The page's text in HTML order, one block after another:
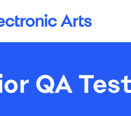
Electronic Arts
QA